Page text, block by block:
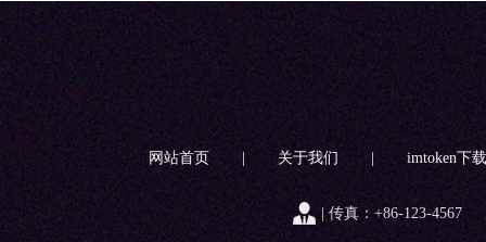
网站首页 关于我们 imtoken下载
| 传真：+86-123-4567